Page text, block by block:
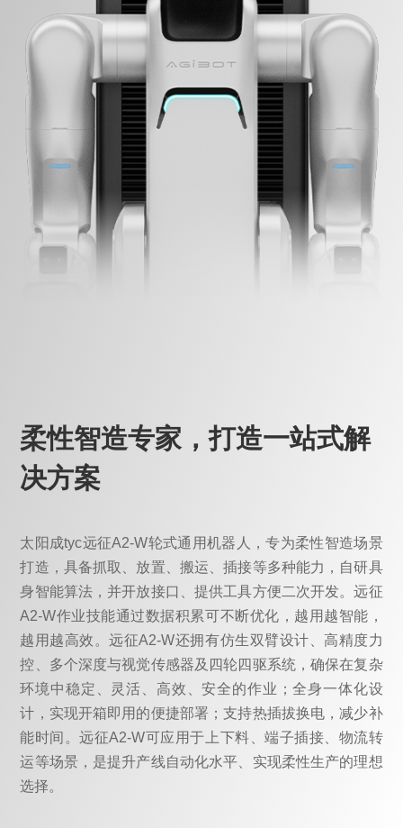
柔性智造专家，打造一站式解
决方案
太阳成tyc远征A2-W轮式通用机器人，专为柔性智造场景
打造，具备抓取、放置、搬运、插接等多种能力，自研具
身智能算法，并开放接口、提供工具方便二次开发。远征
A2-W作业技能通过数据积累可不断优化，越用越智能，
越用越高效。远征A2-W还拥有仿生双臂设计、高精度力
控、多个深度与视觉传感器及四轮四驱系统，确保在复杂
环境中稳定、灵活、高效、安全的作业；全身一体化设
计，实现开箱即用的便捷部署；支持热插拔换电，减少补
能时间。远征A2-W可应用于上下料、端子插接、物流转
运等场景，是提升产线自动化水平、实现柔性生产的理想
选择。